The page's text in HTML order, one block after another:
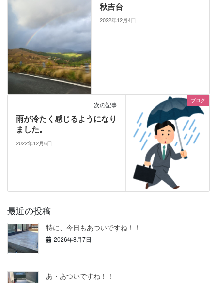
秋吉台
2022年12月4日
ブログ
次の記事
雨が冷たく感じるようになり
ました。
2022年12月6日
最近の投稿
特に、今日もあついですね！！
2026年8月7日
あ・あついですね！！